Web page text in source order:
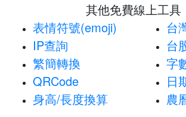
其他免費線上工具
表情符號(emoji)
IP查詢
繁簡轉換
QRCode
身高/長度換算
台
台
字
日
農